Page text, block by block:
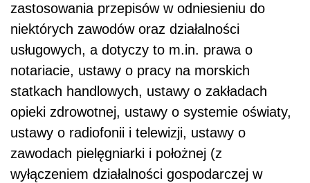
zastosowania przepisów w odniesieniu do
niektórych zawodów oraz działalności
usługowych, a dotyczy to m.in. prawa o
notariacie, ustawy o pracy na morskich
statkach handlowych, ustawy o zakładach
opieki zdrowotnej, ustawy o systemie oświaty,
ustawy o radiofonii i telewizji, ustawy o
zawodach pielęgniarki i położnej (z
wyłączeniem działalności gospodarczej w